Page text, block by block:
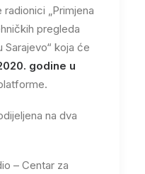
„Primjena
pregleda
Sarajevo“ koja će
godine u
na dva
– Centar za